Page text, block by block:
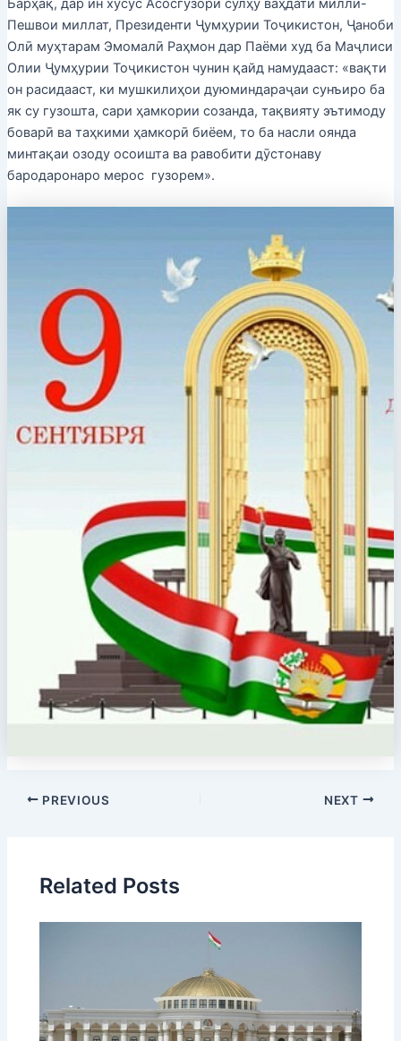
Барҳақ, дар ин хусус Асосгузори сулҳу ваҳдати миллӣ-
Пешвои миллат, Президенти Ҷумҳурии Тоҷикистон, Ҷаноби
Олӣ муҳтарам Эмомалӣ Раҳмон дар Паёми худ ба Маҷлиси
Олии Ҷумҳурии Тоҷикистон чунин қайд намудааст: «вақти
он расидааст, ки мушкилиҳои дуюминдараҷаи сунъиро ба
як су гузошта, сари ҳамкории созанда, тақвияту эътимоду
боварӣ ва таҳкими ҳамкорӣ биёем, то ба насли оянда
минтақаи озоду осоишта ва равобити дӯстонаву
бародаронаро мерос гузорем».
PREVIOUS NEXT
Related Posts